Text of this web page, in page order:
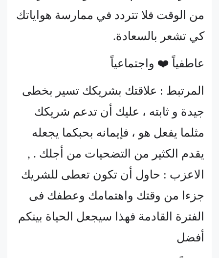
من الوقت فلا تتردد في ممارسة هواياتك
كي تشعر بالسعادة.
عاطفياً ❤️ واجتماعياً
المرتبط : علاقتك بشريكك تسير بخطى
جيدة و ثابته ، عليك أن تدعم شريكك
مثلما يفعل هو ، فإيمانه بحبكما يجعله
يقدم الكثير من التضحيات من أجلك . ,
الاعزب : حاول أن تكون تعطى للشريك
جزءا من وقتك واهتمامك وعطفك فى
الفترة القادمة فهذا سيجعل الحياة بينكم
أفضل